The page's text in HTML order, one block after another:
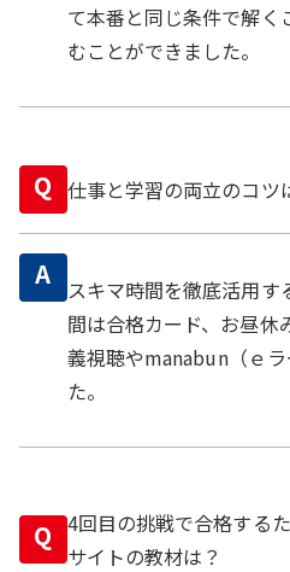
て本番と同じ条件で解く
むことができました。
Q 仕事と学習の両立のコツ
A
スキマ時間を徹底活用す
間は合格カード、お昼休
義視聴やmanabun（ｅ
た。
Q 4回目の挑戦で合格する
サイトの教材は？